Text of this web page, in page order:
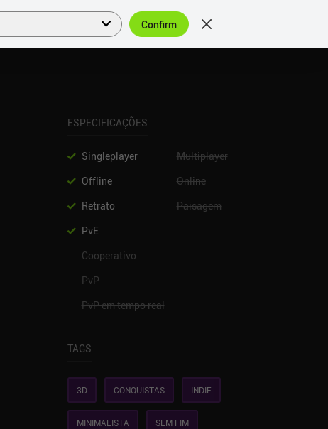
PT
ESPECIFICAÇÕES
Singleplayer
Multiplayer
Offline
Online
Retrato
Paisagem
PvE
Cooperativo
PvP
PvP em tempo real
TAGS
3D CONQUISTAS INDIE
MINIMALISTA SEM FIM
Confirm